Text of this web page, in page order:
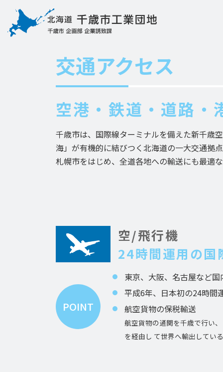
交通アクセス
空港・鉄道・道路・
千歳市は、国際線ターミナルを備えた新千歳
海」が有機的に結びつく北海道の一大交通拠
札幌市をはじめ、全道各地への輸送にも最適
空/飛行機
24時間運用の国
POINT
東京、大阪、名古屋など
平成6年、日本初の24時間
航空貨物の保税輸送
航空貨物の通関を千歳で行い
を経由し て世界へ輸出してい